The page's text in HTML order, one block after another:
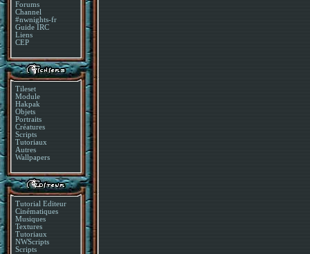
Forums
Channel
#nwnights-fr
Guide IRC
Liens
CEP
Tileset
Module
Hakpak
Objets
Portraits
Créatures
Scripts
Tutoriaux
Autres
Wallpapers
Tutorial Editeur
Cinématiques
Musiques
Textures
Tutoriaux
NWScripts
Scripts